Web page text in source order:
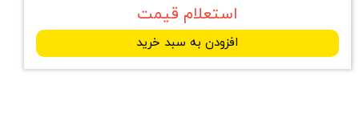
استعلام قیمت
افزودن به سبد خرید